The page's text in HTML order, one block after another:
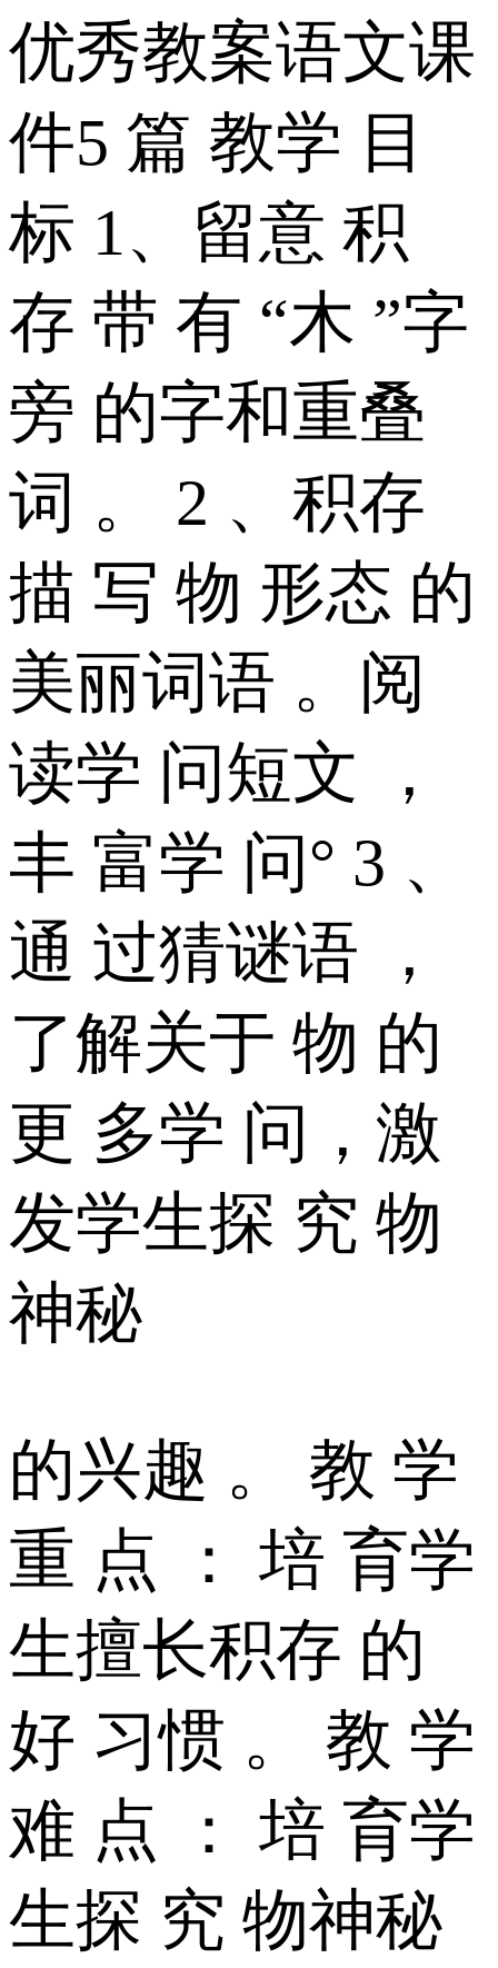
优秀教案语文课
件5 篇 教学 目
标 1、留意 积
存 带 有 “木 ”字
旁 的字和重叠
词 。 2 、积存
描 写 物 形态 的
美丽词语 。阅
读学 问短文 ，
丰 富学 问° 3 、
通 过猜谜语 ，
了解关于 物 的
更 多学 问，激
发学生探 究 物
神秘
的兴趣 。 教 学
重 点 ： 培 育学
生擅长积存 的
好 习惯 。 教 学
难 点 ： 培 育学
生探 究 物神秘